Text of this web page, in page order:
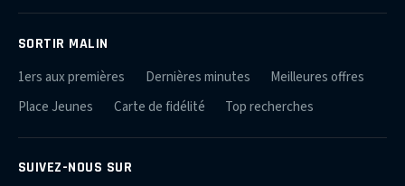
SORTIR MALIN
1ers aux premières Dernières minutes
Meilleures offres
Place Jeunes
Carte de fidélité Top recherches
SUIVEZ-NOUS SUR